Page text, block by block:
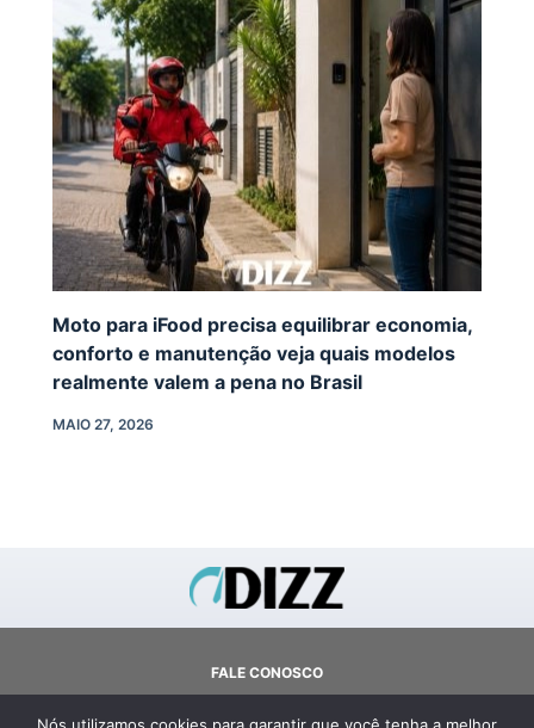
Moto para iFood precisa equilibrar economia,
conforto e manutenção veja quais modelos
realmente valem a pena no Brasil
MAIO 27, 2026
FALE CONOSCO